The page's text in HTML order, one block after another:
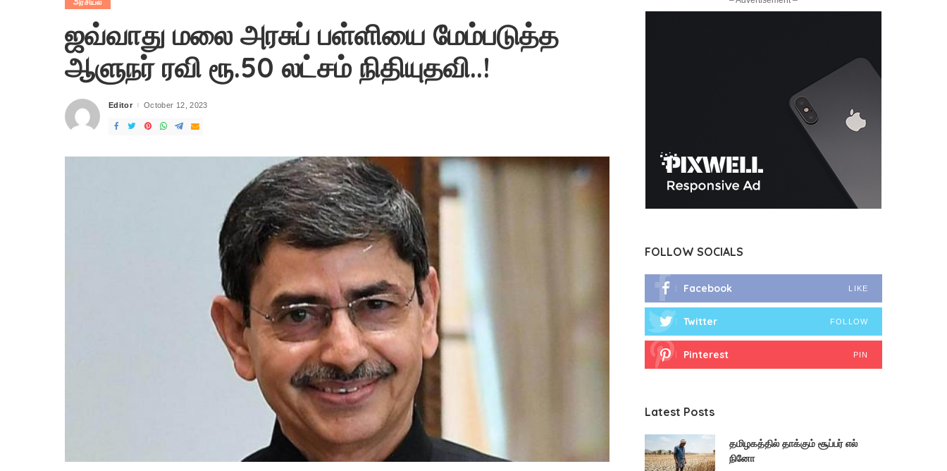
அரசியல்
ஜவ்வாது மலை அரசுப் பள்ளியை மேம்படுத்த
ஆளுநர் ரவி ரூ.50 லட்சம் நிதியுதவி..!
Posted
Editor October 12, 2023
FOLLOW SOCIALS
Facebook LIKE
Twitter FOLLOW
Pinterest PIN
Latest Posts
தமிழகத்தில் தாக்கும் சூப்பர் எல்
நினோ